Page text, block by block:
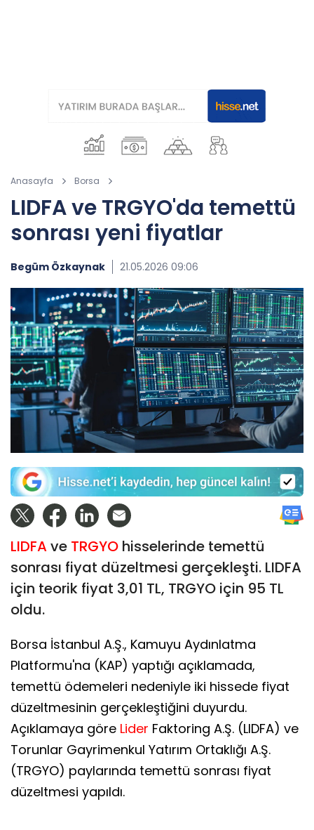
Anasayfa Borsa
LIDFA ve TRGYO'da temettü
sonrası yeni fiyatlar
Begüm Özkaynak 21.05.2026 09:06
LIDFAve TRGYO hisselerinde temettü
sonrası fiyat düzeltmesi gerçekleşti. LIDFA
için teorik fiyat 3,01 TL, TRGYO için 95 TL
oldu.
Borsa İstanbul A.Ş., Kamuyu Aydınlatma
Platformu'na (KAP) yaptığı açıklamada,
temettü ödemeleri nedeniyle iki hissede fiyat
düzeltmesinin gerçekleştiğini duyurdu.
Açıklamaya göre Lider Faktoring A.Ş. (LIDFA) ve
Torunlar Gayrimenkul Yatırım Ortaklığı A.Ş.
(TRGYO) paylarında temettü sonrası fiyat
düzeltmesi yapıldı.